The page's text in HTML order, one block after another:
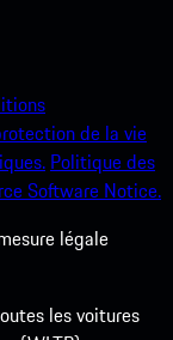
de la vie
Politique des
Software Notice.
légale
les voitures